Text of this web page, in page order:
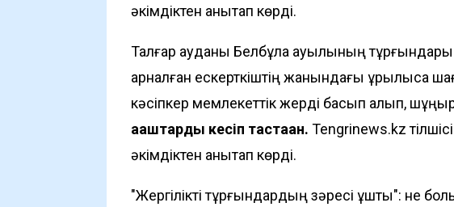
әкімдіктен анықтап көрді.
Талғар ауданы Белбұлақ ауылының
арналған ескерткіштің жанындағы
кәсіпкер мемлекеттік жерді басып алып, шұңқыр
ағаштарды кесіп тастаған. Tengrinews.kz
әкімдіктен анықтап көрді.
"Жергілікті тұрғындардың зәресі ұшты": не